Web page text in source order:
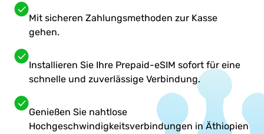
Mit sicheren Zahlungsmethoden zur Kasse
gehen.
Installieren Sie Ihre Prepaid-eSIM sofort für eine
schnelle und zuverlässige Verbindung.
Genießen Sie nahtlose
Hochgeschwindigkeitsverbindungen in Äthiopien